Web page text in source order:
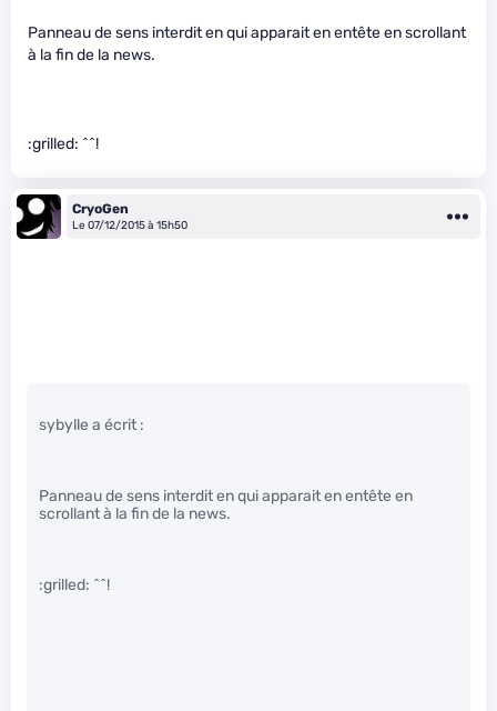
Panneau de sens interdit en qui apparait en entête en scrollant
à la fin de la news.
:grilled: ^^!
CryoGen
Le 07/12/2015 à 15h50
sybylle a écrit :
Panneau de sens interdit en qui apparait en entête en
scrollant à la fin de la news.
:grilled: ^^!